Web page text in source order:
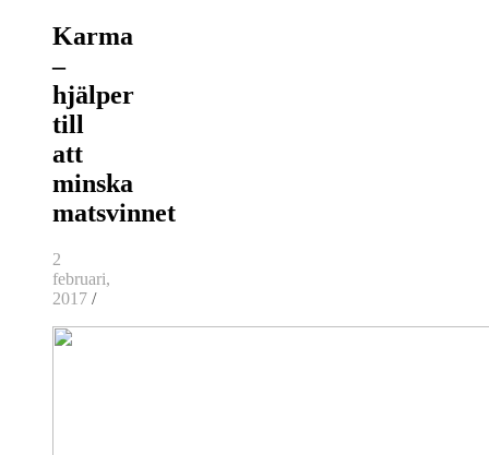
Karma
–
hjälper
till
att
minska
matsvinnet
2
februari,
2017 /